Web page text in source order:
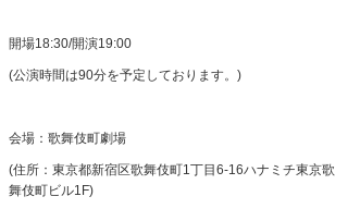
開場18:30/開演19:00
(公演時間は90分を予定しております。 )
会場：歌舞伎町劇場
(住所：東京都新宿区歌舞伎町1丁目 6-16ハナミチ東京歌
舞伎町ビル1F)